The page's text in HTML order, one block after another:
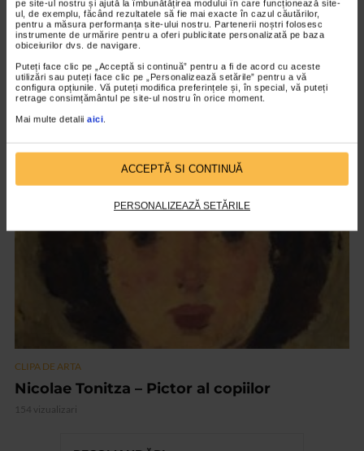
pe site-ul nostru și ajută la îmbunătățirea modului în care funcționează site-
ul, de exemplu, făcând rezultatele să fie mai exacte în cazul căutărilor,
pentru a măsura performanța site-ului nostru. Partenerii noștri folosesc
instrumente de urmărire pentru a oferi publicitate personalizată pe baza
obiceiurilor dvs. de navigare.
Puteți face clic pe „Acceptă si continuă” pentru a fi de acord cu aceste
utilizări sau puteți face clic pe „Personalizează setările” pentru a vă
configura opțiunile. Vă puteți modifica preferințele și, în special, vă puteți
retrage consimțământul pe site-ul nostru în orice moment.
Mai multe detalii aici.
ACCEPTĂ SI CONTINUĂ
PERSONALIZEAZĂ SETĂRILE
CLIPA DE ARTA
ARTS and ARTISTS. Floriama Cândea –
„Invisible Garden #2”
CLIPA DE ARTA
Nicolae Tonitza – Pictor al copiilor
154 vizualizari